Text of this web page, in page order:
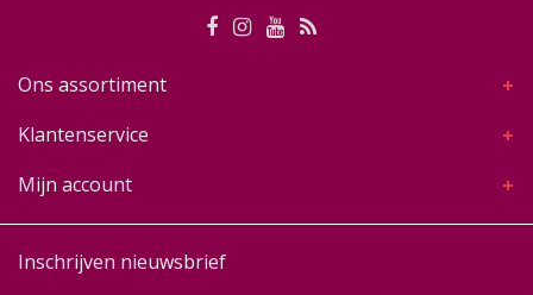
Ons assortiment
Klantenservice
Mijn account
Inschrijven nieuwsbrief